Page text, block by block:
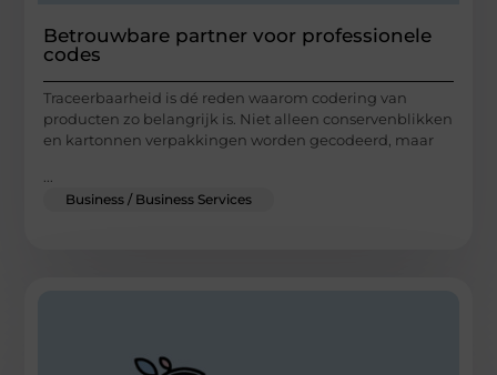
Betrouwbare partner voor professionele
codes
Traceerbaarheid is dé reden waarom codering van
producten zo belangrijk is. Niet alleen conservenblikken
en kartonnen verpakkingen worden gecodeerd, maar
...
Business / Business Services